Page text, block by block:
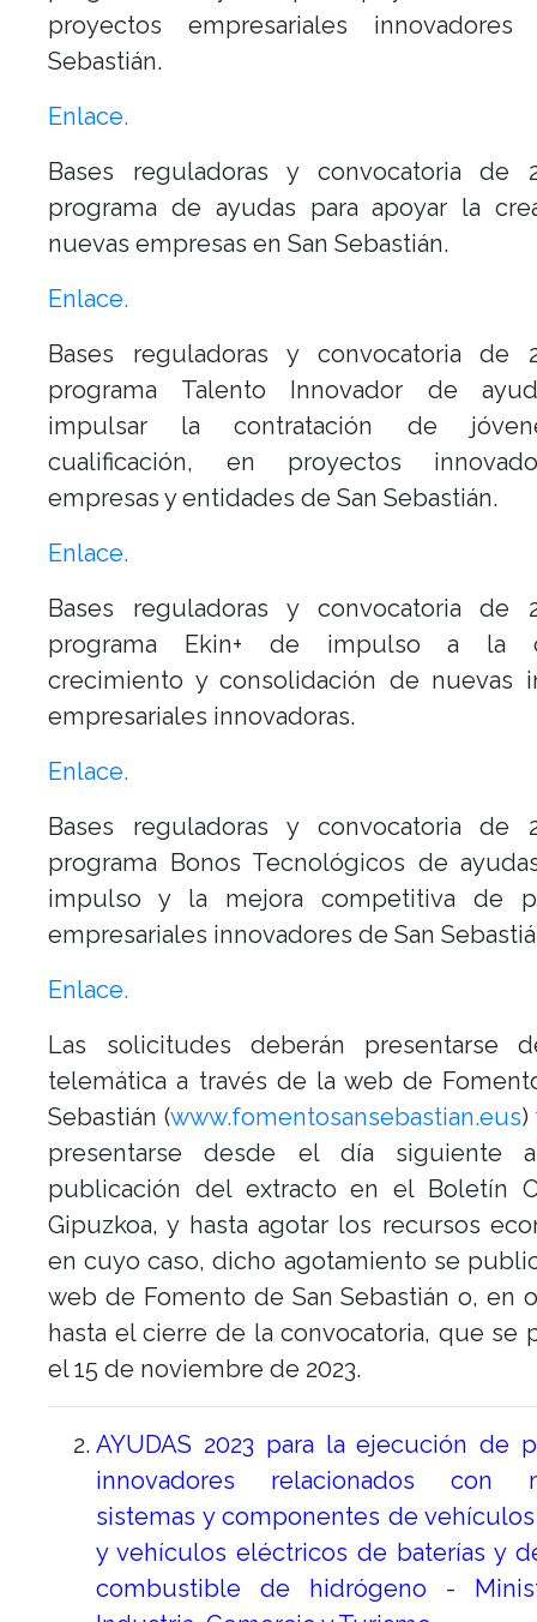
proyectos empresariales
Sebastián.
Enlace.
Bases reguladoras y convocatoria de
programa de ayudas para apoyar la
nuevas empresas en San Sebastián.
Enlace.
Bases reguladoras y convocatoria de
programa Talento Innovador de
impulsar la contratación de
cualificación, en proyectos
empresas y entidades de San Sebastián.
Enlace.
Bases reguladoras y convocatoria de
programa Ekin+ de impulso a la
crecimiento y consolidación de nuevas
empresariales innovadoras.
Enlace.
Bases reguladoras y convocatoria de
programa Bonos Tecnológicos de
impulso y la mejora competitiva de
empresariales innovadores de San
Enlace.
Las solicitudes deberán presentarse
telemática a través de la web de
Sebastián (www.fomentosansebastian.eus)
presentarse desde el día siguiente
publicación del extracto en el Boletín
Gipuzkoa, y hasta agotar los recursos
en cuyo caso, dicho agotamiento se
web de Fomento de San Sebastián o, en
hasta el cierre de la convocatoria, que se
el 15 de noviembre de 2023.
AYUDAS 2023 para la ejecución de
innovadores relacionados con
sistemas y componentes de
y vehículos eléctricos de baterías y
combustible de hidrógeno -